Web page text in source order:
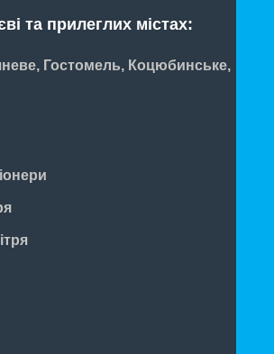
та прилеглих містах:
Гостомель, Коцюбинське,